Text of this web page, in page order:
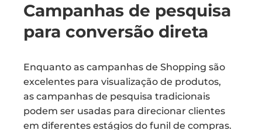
Campanhas de pesquisa
para conversão direta
Enquanto as campanhas de Shopping são
excelentes para visualização de produtos,
as campanhas de pesquisa tradicionais
podem ser usadas para direcionar clientes
em diferentes estágios do funil de compras.